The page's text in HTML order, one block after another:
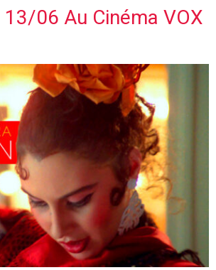
13/06 Au Cinéma VOX